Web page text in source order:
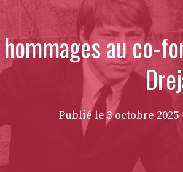
au co-
Publié le3 octobre 2025